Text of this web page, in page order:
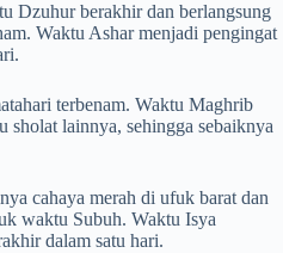
Dzuhur berakhir dan berlangsung
Waktu Ashar menjadi pengingat
terbenam. Waktu Maghrib
lainnya, sehingga sebaiknya
cahaya merah di ufuk barat dan
waktu Subuh. Waktu Isya
dalam satu hari.